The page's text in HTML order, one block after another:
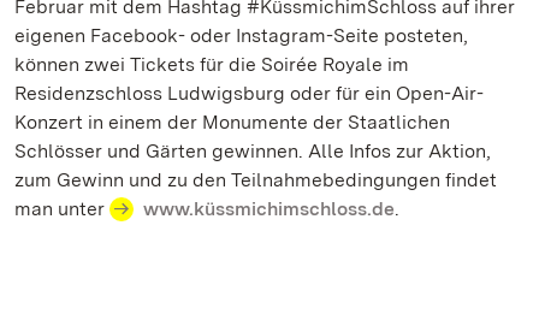
Februar mit dem Hashtag #KüssmichimSchloss auf ihrer
eigenen Facebook- oder Instagram-Seite posteten,
können zwei Tickets für die Soirée Royale im
Residenzschloss Ludwigsburg oder für ein Open-Air-
Konzert in einem der Monumente der Staatlichen
Schlösser und Gärten gewinnen. Alle Infos zur Aktion,
zum Gewinn und zu den Teilnahmebedingungen findet
man unter
www.küssmichimschloss.de.